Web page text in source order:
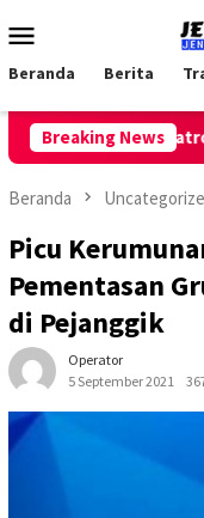
ke
Mobile
Beranda Berita
Breaking News
Lakukan Patroli
Beranda
Picu
Pementasan
di Pejanggik
Operator
5 September 2021